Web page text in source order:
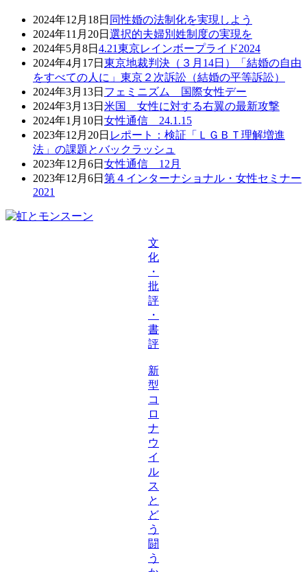
2024年12月18日 同性婚の法制化を実現しよう
2024年11月20日 選択的夫婦別姓制度の実現を
2024年5月8日 4.21東京レインボープライド2024
2024年4月17日 東京地裁判決（３月14日）「結婚の自由
をすべての人に」東京２次訴訟（結婚の平等訴訟）
2024年3月13日 フェミニズム 国際女性デー
2024年3月13日 米国 女性に対する右翼の最新攻撃
2024年1月10日 女性通信 24.1.15
2023年12月20日 レポート：検証「ＬＧＢＴ理解増進
法」の課題とバックラッシュ
2023年12月6日 女性通信 12月
2023年12月6日 第４インターナショナル・女性セミナー
2021
文
化
・
批
評
・
書
評
新
型
コ
ロ
ナ
ウ
イ
ル
ス
と
ど
う
闘
う